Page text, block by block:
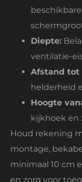
Diepte:
ventilatie-
Afstand tot
helderheid
Hoogte
kijkhoek en
Houd rekening
montage,
minimaal 10 cm
en zorg voor